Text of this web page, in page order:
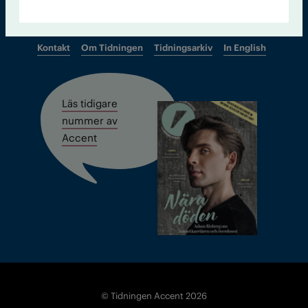
Kontakt Om Tidningen Tidningsarkiv In English
Läs tidigare
nummer av
Accent
© Tidningen Accent 2026